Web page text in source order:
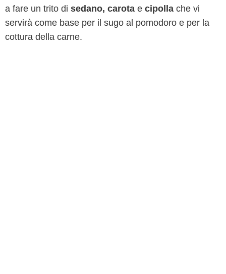
a fare un trito di sedano, carota e cipolla che vi
servirà come base per il sugo al pomodoro e per la
cottura della carne.